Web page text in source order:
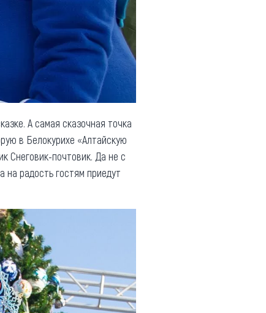
А самая сказочная точка
в Белокурихе «Алтайскую
Снеговик-почтовик. Да не с
радость гостям приедут